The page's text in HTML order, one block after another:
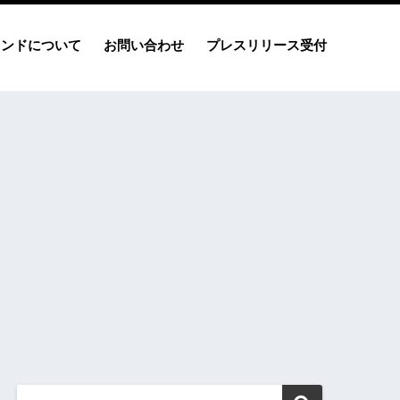
ドについて お問い合わせ プレスリリース受付